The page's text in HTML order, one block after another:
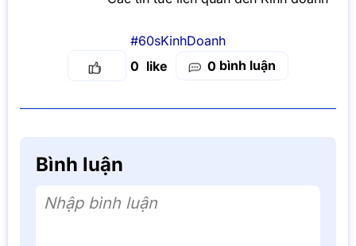
#60sKinhDoanh
0
0 bình luận
Bình luận
Nhập bình luận